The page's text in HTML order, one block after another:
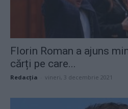
Florin Roman a ajuns
cărți pe care...
Redacţia vineri, 3 decembrie 2021